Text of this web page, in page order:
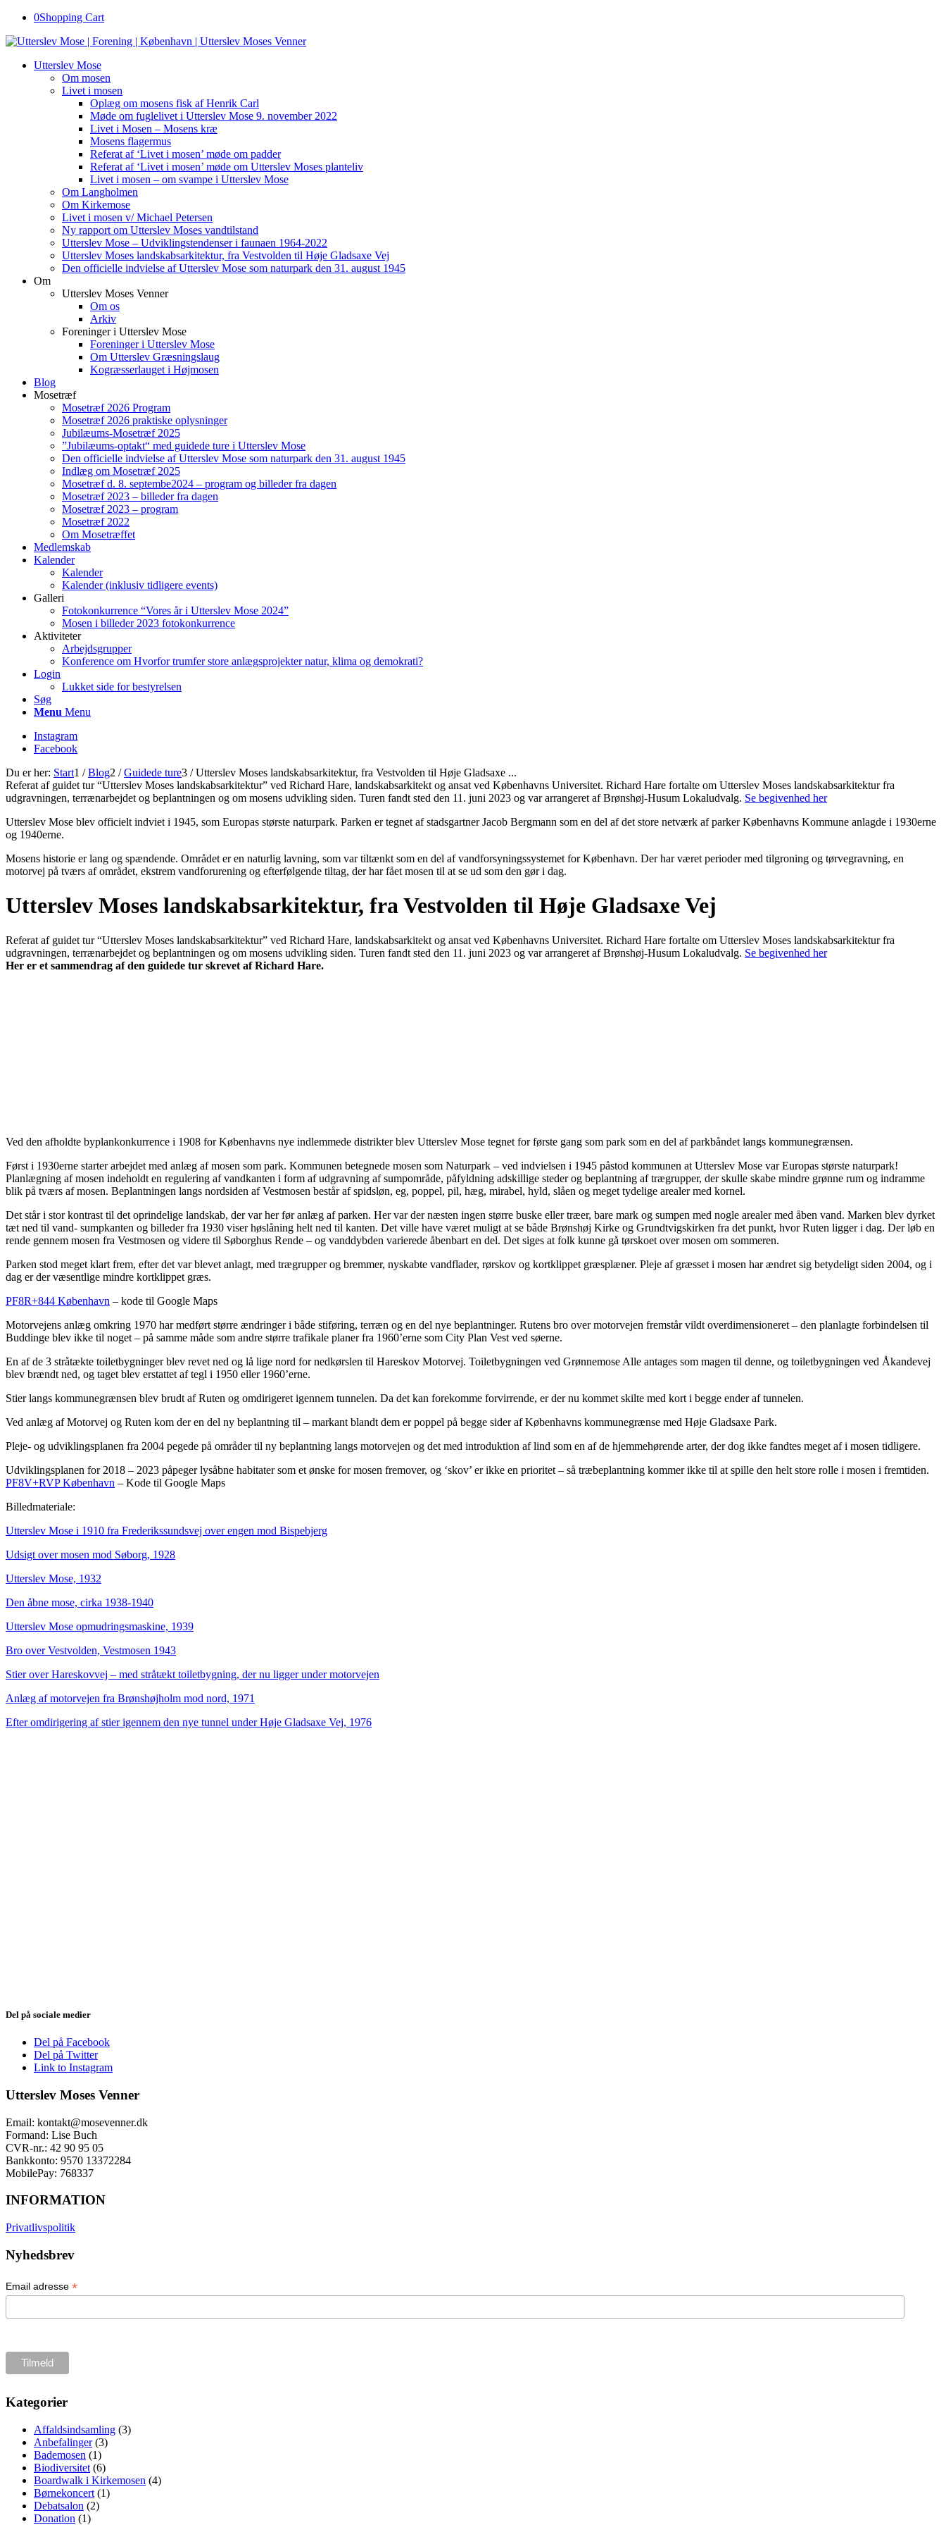
0Shopping Cart
Utterslev Mose
Om mosen
Livet i mosen
Oplæg om mosens fisk af Henrik Carl
Møde om fuglelivet i Utterslev Mose 9. november 2022
Livet i Mosen – Mosens kræ
Mosens flagermus
Referat af ‘Livet i mosen’ møde om padder
Referat af ‘Livet i mosen’ møde om Utterslev Moses planteliv
Livet i mosen – om svampe i Utterslev Mose
Om Langholmen
Om Kirkemose
Livet i mosen v/ Michael Petersen
Ny rapport om Utterslev Moses vandtilstand
Utterslev Mose – Udviklingstendenser i faunaen 1964-2022
Utterslev Moses landskabsarkitektur, fra Vestvolden til Høje Gladsaxe Vej
Den officielle indvielse af Utterslev Mose som naturpark den 31. august 1945
Om
Utterslev Moses Venner
Om os
Arkiv
Foreninger i Utterslev Mose
Foreninger i Utterslev Mose
Om Utterslev Græsningslaug
Kogræsserlauget i Højmosen
Blog
Mosetræf
Mosetræf 2026 Program
Mosetræf 2026 praktiske oplysninger
Jubilæums-Mosetræf 2025
”Jubilæums-optakt“ med guidede ture i Utterslev Mose
Den officielle indvielse af Utterslev Mose som naturpark den 31. august 1945
Indlæg om Mosetræf 2025
Mosetræf d. 8. septembe2024 – program og billeder fra dagen
Mosetræf 2023 – billeder fra dagen
Mosetræf 2023 – program
Mosetræf 2022
Om Mosetræffet
Medlemskab
Kalender
Kalender
Kalender (inklusiv tidligere events)
Galleri
Fotokonkurrence “Vores år i Utterslev Mose 2024”
Mosen i billeder 2023 fotokonkurrence
Aktiviteter
Arbejdsgrupper
Konference om Hvorfor trumfer store anlægsprojekter natur, klima og demokrati?
Login
Lukket side for bestyrelsen
Søg
Menu Menu
Instagram
Facebook
Du er her: Start1 / Blog2 / Guidede ture3 / Utterslev Moses landskabsarkitektur, fra Vestvolden til Høje Gladsaxe ...
Referat af guidet tur “Utterslev Moses landskabsarkitektur” ved Richard Hare, landskabsarkitekt og ansat ved Københavns Universitet. Richard Hare fortalte om Utterslev Moses landskabsarkitektur fra
udgravningen, terrænarbejdet og beplantningen og om mosens udvikling siden. Turen fandt sted den 11. juni 2023 og var arrangeret af Brønshøj-Husum Lokaludvalg. Se begivenhed her
Utterslev Mose blev officielt indviet i 1945, som Europas største naturpark. Parken er tegnet af stadsgartner Jacob Bergmann som en del af det store netværk af parker Københavns Kommune anlagde i 1930erne
og 1940erne.
Mosens historie er lang og spændende. Området er en naturlig lavning, som var tiltænkt som en del af vandforsyningssystemet for København. Der har været perioder med tilgroning og tørvegravning, en
motorvej på tværs af området, ekstrem vandforurening og efterfølgende tiltag, der har fået mosen til at se ud som den gør i dag.
Utterslev Moses landskabsarkitektur, fra Vestvolden til Høje Gladsaxe Vej
Referat af guidet tur “Utterslev Moses landskabsarkitektur” ved Richard Hare, landskabsarkitekt og ansat ved Københavns Universitet. Richard Hare fortalte om Utterslev Moses landskabsarkitektur fra
udgravningen, terrænarbejdet og beplantningen og om mosens udvikling siden. Turen fandt sted den 11. juni 2023 og var arrangeret af Brønshøj-Husum Lokaludvalg. Se begivenhed her
Her er et sammendrag af den guidede tur skrevet af Richard Hare.
Ved den afholdte byplankonkurrence i 1908 for Københavns nye indlemmede distrikter blev Utterslev Mose tegnet for første gang som park som en del af parkbåndet langs kommunegrænsen.
Først i 1930erne starter arbejdet med anlæg af mosen som park. Kommunen betegnede mosen som Naturpark – ved indvielsen i 1945 påstod kommunen at Utterslev Mose var Europas største naturpark!
Planlægning af mosen indeholdt en regulering af vandkanten i form af udgravning af sumpområde, påfyldning adskillige steder og beplantning af trægrupper, der skulle skabe mindre grønne rum og indramme
blik på tværs af mosen. Beplantningen langs nordsiden af Vestmosen består af spidsløn, eg, poppel, pil, hæg, mirabel, hyld, slåen og meget tydelige arealer med kornel.
Det står i stor kontrast til det oprindelige landskab, der var her før anlæg af parken. Her var der næsten ingen større buske eller træer, bare mark og sumpen med nogle arealer med åben vand. Marken blev dyrket
tæt ned til vand- sumpkanten og billeder fra 1930 viser høslåning helt ned til kanten. Det ville have været muligt at se både Brønshøj Kirke og Grundtvigskirken fra det punkt, hvor Ruten ligger i dag. Der løb en
rende gennem mosen fra Vestmosen og videre til Søborghus Rende – og vanddybden varierede åbenbart en del. Det siges at folk kunne gå tørskoet over mosen om sommeren.
Parken stod meget klart frem, efter det var blevet anlagt, med trægrupper og bremmer, nyskabte vandflader, rørskov og kortklippet græsplæner. Pleje af græsset i mosen har ændret sig betydeligt siden 2004, og i
dag er der væsentlige mindre kortklippet græs.
PF8R+844 København – kode til Google Maps
Motorvejens anlæg omkring 1970 har medført større ændringer i både stiføring, terræn og en del nye beplantninger. Rutens bro over motorvejen fremstår vildt overdimensioneret – den planlagte forbindelsen til
Buddinge blev ikke til noget – på samme måde som andre større trafikale planer fra 1960’erne som City Plan Vest ved søerne.
En af de 3 stråtækte toiletbygninger blev revet ned og lå lige nord for nedkørslen til Hareskov Motorvej. Toiletbygningen ved Grønnemose Alle antages som magen til denne, og toiletbygningen ved Åkandevej
blev brændt ned, og taget blev erstattet af tegl i 1950 eller 1960’erne.
Stier langs kommunegrænsen blev brudt af Ruten og omdirigeret igennem tunnelen. Da det kan forekomme forvirrende, er der nu kommet skilte med kort i begge ender af tunnelen.
Ved anlæg af Motorvej og Ruten kom der en del ny beplantning til – markant blandt dem er poppel på begge sider af Københavns kommunegrænse med Høje Gladsaxe Park.
Pleje- og udviklingsplanen fra 2004 pegede på områder til ny beplantning langs motorvejen og det med introduktion af lind som en af de hjemmehørende arter, der dog ikke fandtes meget af i mosen tidligere.
Udviklingsplanen for 2018 – 2023 påpeger lysåbne habitater som et ønske for mosen fremover, og ‘skov’ er ikke en prioritet – så træbeplantning kommer ikke til at spille den helt store rolle i mosen i fremtiden.
PF8V+RVP København – Kode til Google Maps
Billedmateriale:
Utterslev Mose i 1910 fra Frederikssundsvej over engen mod Bispebjerg
Udsigt over mosen mod Søborg, 1928
Utterslev Mose, 1932
Den åbne mose, cirka 1938-1940
Utterslev Mose opmudringsmaskine, 1939
Bro over Vestvolden, Vestmosen 1943
Stier over Hareskovvej – med stråtækt toiletbygning, der nu ligger under motorvejen
Anlæg af motorvejen fra Brønshøjholm mod nord, 1971
Efter omdirigering af stier igennem den nye tunnel under Høje Gladsaxe Vej, 1976
Del på sociale medier
Del på Facebook
Del på Twitter
Link to Instagram
Utterslev Moses Venner
Email: kontakt@mosevenner.dk
Formand: Lise Buch
CVR-nr.: 42 90 95 05
Bankkonto: 9570 13372284
MobilePay: 768337
INFORMATION
Privatlivspolitik
Nyhedsbrev
Email adresse *
Kategorier
Affaldsindsamling (3)
Anbefalinger(3)
Bademosen (1)
Biodiversitet (6)
Boardwalk i Kirkemosen (4)
Børnekoncert (1)
Debatsalon (2)
Donation (1)